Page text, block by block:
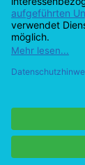
USt-IdNr.:
Mein Konto
© Copyright